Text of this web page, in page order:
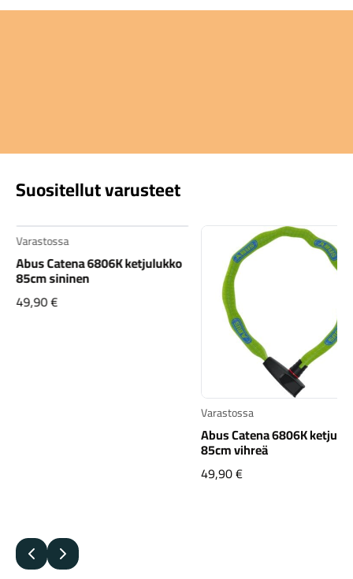
Suositellut varusteet
Varastossa
Abus Catena 6806K ketjulukko
85cm sininen
49,90€
Varastossa
Abus Catena 6806K
85cm vihreä
49,90€
Edellinen
Seuraava